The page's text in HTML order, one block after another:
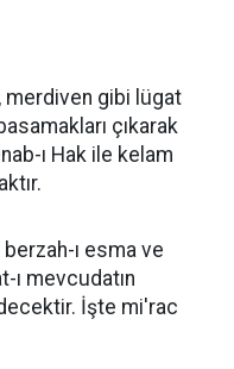
gibi lügat
çıkarak
ı Hak ile kelam
ı esma ve
ı mevcudatın
İşte mi'rac